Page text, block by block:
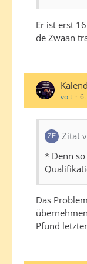
Er ist erst
de Zwaan
volt
Zitat
* Denn
Das
Pfund